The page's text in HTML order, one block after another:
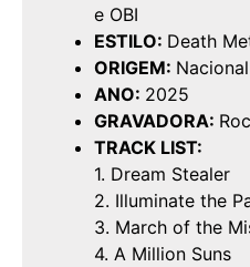
e OBI
ESTILO: Death
ORIGEM: Nacional
ANO: 2025
GRAVADORA:
TRACK LIST:
1. Dream Stealer
2. Illuminate the
3. March of the
4. A Million Suns